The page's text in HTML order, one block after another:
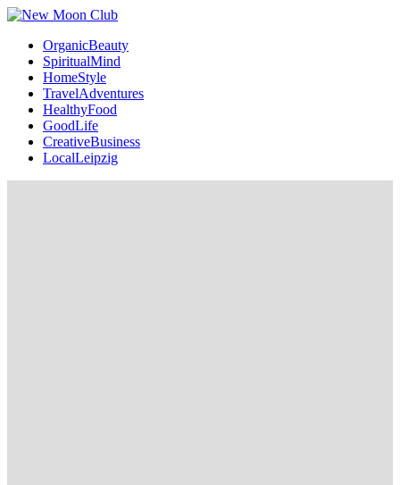
OrganicBeauty
SpiritualMind
HomeStyle
TravelAdventures
HealthyFood
GoodLife
CreativeBusiness
LocalLeipzig